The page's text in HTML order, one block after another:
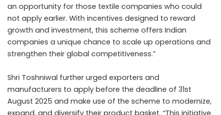
an opportunity for those textile companies who could
not apply earlier. With incentives designed to reward
growth and investment, this scheme offers Indian
companies a unique chance to scale up operations and
strengthen their global competitiveness.”
Shri Toshniwal further urged exporters and
manufacturers to apply before the deadline of 31st
August 2025 and make use of the scheme to modernize,
expand, and diversify their product basket. “This initiative